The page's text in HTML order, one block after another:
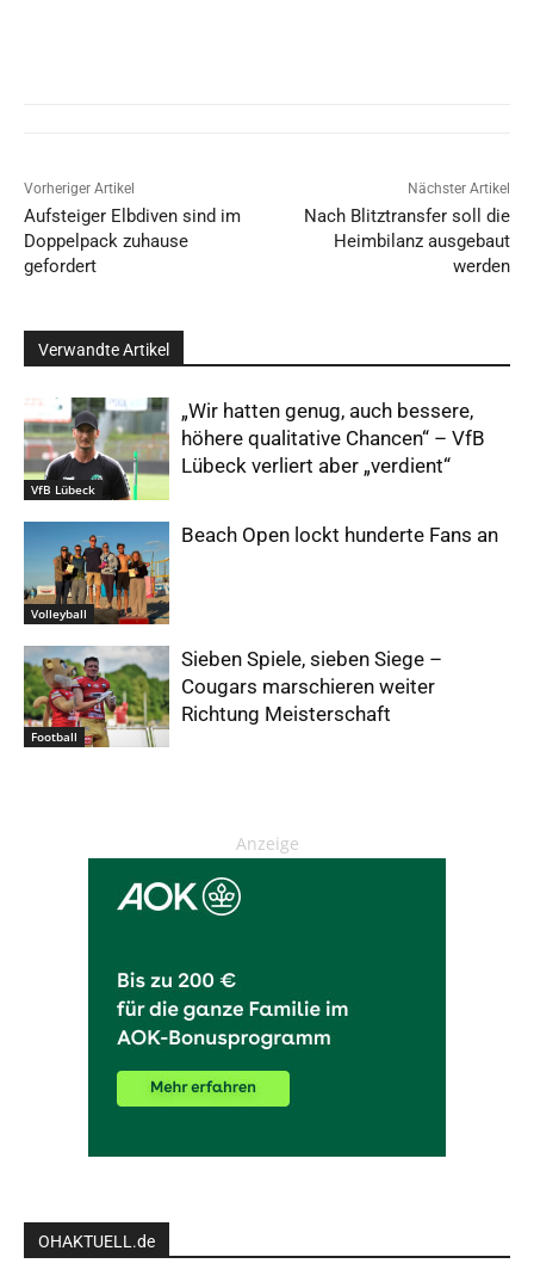
Vorheriger Artikel
Aufsteiger Elbdiven sind im
Doppelpack zuhause
gefordert
Nächster Artikel
Nach Blitztransfer soll die
Heimbilanz ausgebaut
werden
Verwandte Artikel
VfB Lübeck
„Wir hatten genug, auch bessere,
höhere qualitative Chancen“ – VfB
Lübeck verliert aber „verdient“
Volleyball
Beach Open lockt hunderte Fans an
Football
Sieben Spiele, sieben Siege –
Cougars marschieren weiter
Richtung Meisterschaft
Anzeige
OHAKTUELL.de